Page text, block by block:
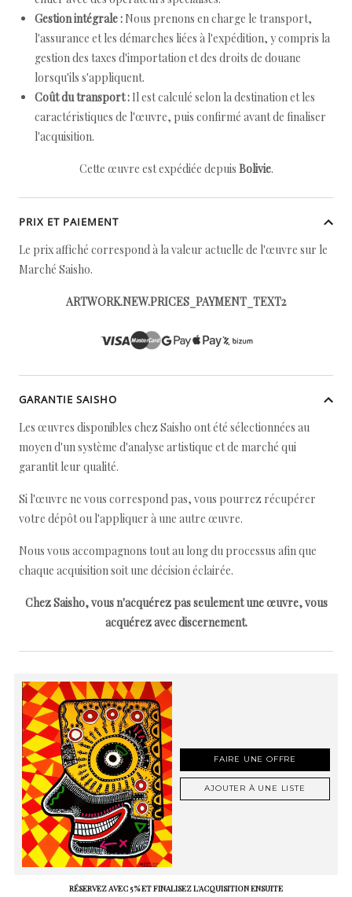
Gestion intégrale : Nous prenons en charge le transport,
l'assurance et les démarches liées à l'expédition, y compris la
gestion des taxes d'importation et des droits de douane
lorsqu'ils s'appliquent.
Coût du transport : Il est calculé selon la destination et les
caractéristiques de l'œuvre, puis confirmé avant de finaliser
l'acquisition.
Cette œuvre est expédiée depuis Bolivie.
PRIX ET PAIEMENT
Le prix affiché correspond à la valeur actuelle de l'œuvre sur le
Marché Saisho.
ARTWORK.NEW.PRICES_PAYMENT_TEXT2
GARANTIE SAISHO
Les œuvres disponibles chez Saisho ont été sélectionnées au
moyen d'un système d'analyse artistique et de marché qui
garantit leur qualité.
Si l'œuvre ne vous correspond pas, vous pourrez récupérer
votre dépôt ou l'appliquer à une autre œuvre.
Nous vous accompagnons tout au long du processus afin que
chaque acquisition soit une décision éclairée.
Chez Saisho, vous n'acquérez pas seulement une œuvre, vous
acquérez avec discernement.
FAIRE UNE OFFRE
AJOUTER À UNE LISTE
RÉSERVEZ AVEC 5 % ET FINALISEZ L'ACQUISITION ENSUITE